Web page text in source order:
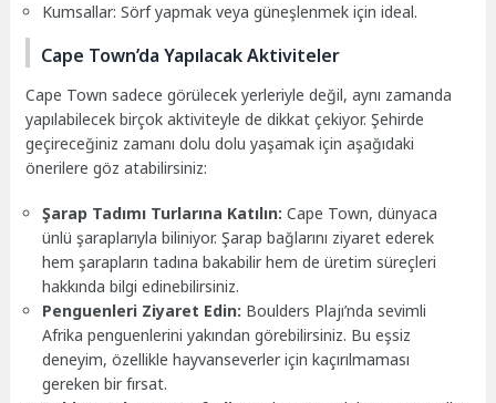
Kumsallar: Sörf yapmak veya güneşlenmek için ideal.
Cape Town’da Yapılacak Aktiviteler
Cape Town sadece görülecek yerleriyle değil, aynı zamanda
yapılabilecek birçok aktiviteyle de dikkat çekiyor. Şehirde
geçireceğiniz zamanı dolu dolu yaşamak için aşağıdaki
önerilere göz atabilirsiniz:
Şarap Tadımı Turlarına Katılın: Cape Town, dünyaca
ünlü şaraplarıyla biliniyor. Şarap bağlarını ziyaret ederek
hem şarapların tadına bakabilir hem de üretim süreçleri
hakkında bilgi edinebilirsiniz.
Penguenleri Ziyaret Edin: Boulders Plajı’nda sevimli
Afrika penguenlerini yakından görebilirsiniz. Bu eşsiz
deneyim, özellikle hayvanseverler için kaçırılmaması
gereken bir fırsat.